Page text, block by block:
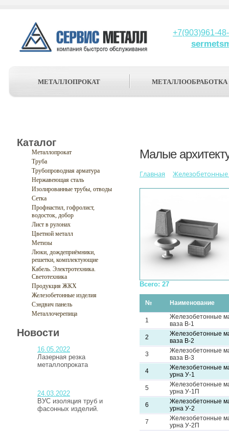
+7(903)961-
МЕТАЛЛОПРОКАТ МЕТАЛЛООБРАБОТКА
Каталог
Металлопрокат
Труба
Трубопроводная арматура
Нержавеющая сталь
Изолированные трубы, отводы
Сетка
Профнастил, гофролист,
водосток, добор
Лист в рулонах
Цветной металл
Метизы
Люки, дождеприёмники,
решетки, комплектующие
Кабель. Электротехника.
Светотехника
Продукция ЖКХ
Железобетонные изделия
Сэндвич панель
Металлочерепица
Новости
16.05.2022
Лазерная резка
металлопроката
24.03.2022
ВУС изоляция труб и
фасонных изделий.
Малые
Главная Железобетонные
Всего: 27
№ Наименование
1
Железобетонные
ваза В-1
2
Железобетонные
ваза В-2
3
Железобетонные
ваза В-3
4
Железобетонные
урна У-1
5
Железобетонные
урна У-1П
6
Железобетонные
урна У-2
7
Железобетонные
урна У-2П